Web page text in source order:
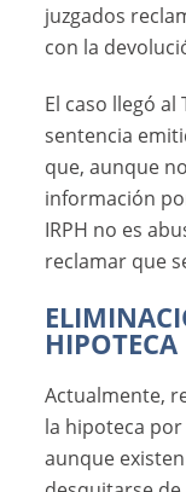
juzgados
con la
El caso llegó
sentencia
que, aunque
información
IRPH no es
reclamar que
HIPOTECA
Actualmente,
la hipoteca
aunque